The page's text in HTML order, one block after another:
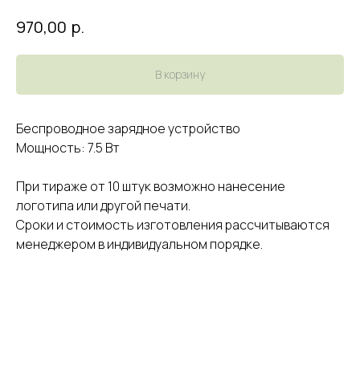
970,00 р.
В корзину
Беспроводное зарядное устройство
Мощность: 7.5 Вт
При тираже от 10 штук возможно нанесение
логотипа или другой печати.
Сроки и стоимость изготовления рассчитываются
менеджером в индивидуальном порядке.